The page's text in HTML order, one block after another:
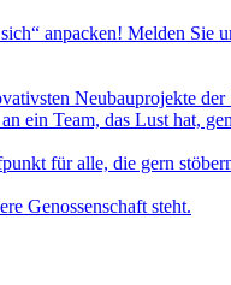
anpacken! Melden Sie
Neubauprojekte der
ein Team, das Lust hat,
für alle, die gern
Genossenschaft steht.